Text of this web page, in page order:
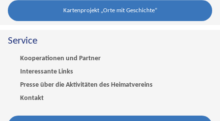
Kartenprojekt „Orte mit Geschichte“
Service
Kooperationen und Partner
Interessante Links
Presse über die Aktivitäten des Heimatvereins
Kontakt